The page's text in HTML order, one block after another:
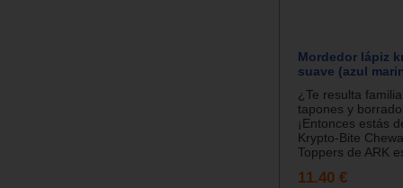
Mordedor lápiz
suave (azul
¿Te resulta
tapones y
¡Entonces estás
Krypto-Bite
Toppers de ARK
11.40 €